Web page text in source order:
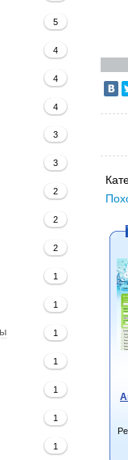
5
4
4
4
3
3
2
2
2
1
1
1
1
1
1
1